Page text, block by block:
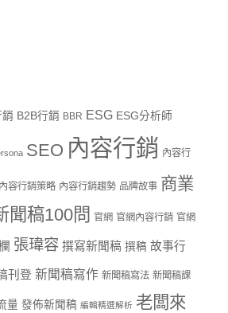
銷 B2B行銷 BBR ESG ESG分析師
SEO 內容行銷 內容行
內容行銷策略 內容行銷趨勢 品牌故事 商業
聞稿100問 官網 官網內容行銷 官網
張瑋容 撰寫新聞稿 撰稿 故事行
刊登 新聞稿寫作 新聞稿寫法 新聞稿課
量 發佈新聞稿 編輯精選解析 老闆來